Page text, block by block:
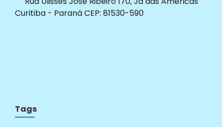
Curitiba - Paraná CEP: 81530-590
Tags